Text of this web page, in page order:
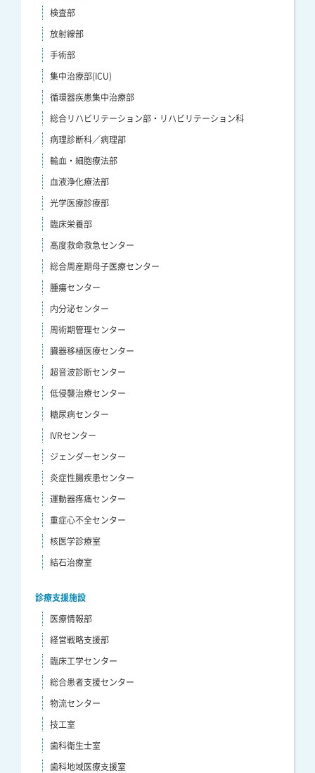
検査部
放射線部
手術部
集中治療部(ICU)
循環器疾患集中治療部
総合リハビリテーション部・リハビリテーション科
病理診断科／病理部
輸血・細胞療法部
血液浄化療法部
光学医療診療部
臨床栄養部
高度救命救急センター
総合周産期母子医療センター
腫瘍センター
内分泌センター
周術期管理センター
臓器移植医療センター
超音波診断センター
低侵襲治療センター
糖尿病センター
IVRセンター
ジェンダーセンター
炎症性腸疾患センター
運動器疼痛センター
重症心不全センター
核医学診療室
結石治療室
診療支援施設
医療情報部
経営戦略支援部
臨床工学センター
総合患者支援センター
物流センター
技工室
歯科衛生士室
歯科地域医療支援室